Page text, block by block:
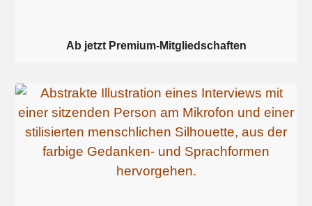
Ab jetzt Premium-Mitgliedschaften